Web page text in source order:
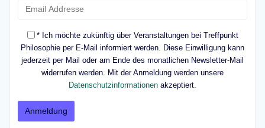
* Ich möchte zukünftig über Veranstaltungen bei Treffpunkt
Philosophie per E-Mail informiert werden. Diese Einwilligung kann
jederzeit per Mail oder am Ende des monatlichen Newsletter-Mail
widerrufen werden. Mit der Anmeldung werden unsere
Datenschutzinformationen akzeptiert.